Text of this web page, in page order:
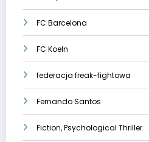
FC Barcelona
FC Koeln
federacja freak-fightowa
Fernando Santos
Fiction, Psychological Thriller